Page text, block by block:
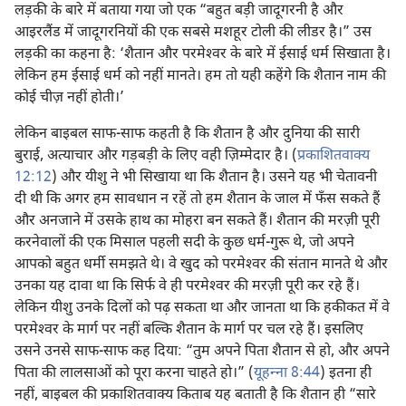
लड़की के बारे में बताया गया जो एक “बहुत बड़ी जादूगरनी है और
आइरलैंड में जादूगरनियों की एक सबसे मशहूर टोली की लीडर है।” उस
लड़की का कहना है: ‘शैतान और परमेश्‍वर के बारे में ईसाई धर्म सिखाता है।
लेकिन हम ईसाई धर्म को नहीं मानते। हम तो यही कहेंगे कि शैतान नाम की
कोई चीज़ नहीं होती।’
लेकिन बाइबल साफ-साफ कहती है कि शैतान है और दुनिया की सारी
बुराई, अत्याचार और गड़बड़ी के लिए वही ज़िम्मेदार है। (प्रकाशितवाक्य
12:12) और यीशु ने भी सिखाया था कि शैतान है। उसने यह भी चेतावनी
दी थी कि अगर हम सावधान न रहें तो हम शैतान के जाल में फँस सकते हैं
और अनजाने में उसके हाथ का मोहरा बन सकते हैं। शैतान की मरज़ी पूरी
करनेवालों की एक मिसाल पहली सदी के कुछ धर्म-गुरू थे, जो अपने
आपको बहुत धर्मी समझते थे। वे खुद को परमेश्‍वर की संतान मानते थे और
उनका यह दावा था कि सिर्फ वे ही परमेश्‍वर की मरज़ी पूरी कर रहे हैं।
लेकिन यीशु उनके दिलों को पढ़ सकता था और जानता था कि हकीकत में वे
परमेश्‍वर के मार्ग पर नहीं बल्कि शैतान के मार्ग पर चल रहे हैं। इसलिए
उसने उनसे साफ-साफ कह दिया: “तुम अपने पिता शैतान से हो, और अपने
पिता की लालसाओं को पूरा करना चाहते हो।” (यूहन्‍ना 8:44) इतना ही
नहीं, बाइबल की प्रकाशितवाक्य किताब यह बताती है कि शैतान ही “सारे